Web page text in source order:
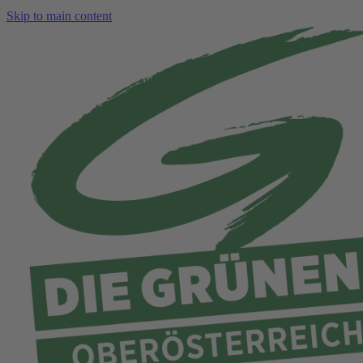
Skip to main content